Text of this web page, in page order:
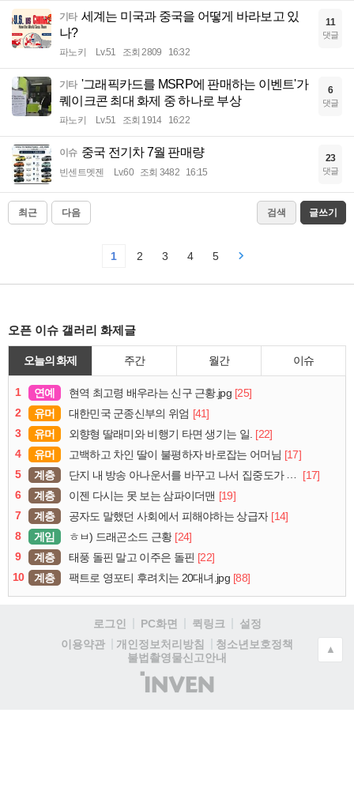
기타 세계는 미국과 중국을 어떻게 바라보고 있
나?
파노키 Lv.51 조회 2809 16:32
11
댓글
기타 '그래픽카드를 MSRP에 판매하는 이벤트'가
퀘이크콘 최대 화제 중 하나로 부상
파노키 Lv.51 조회 1914 16:22
6
댓글
이슈 중국 전기차 7월 판매량
빈센트멧젠 Lv.60 조회 3482 16:15
23
댓글
최근 다음 검색 글쓰기
1 2 3 4 5
오픈 이슈 갤러리 화제글
오늘의 화제 주간 월간 이슈
1 연예 현역 최고령 배우라는 신구 근황.jpg [25]
2
유머 대한민국 군종신부의 위엄 [41]
3
유머 외향형 딸래미와 비행기 타면 생기는 일. [22]
4
유머 고백하고 차인 딸이 불평하자 바로잡는 어머님 [17]
5
계층 단지 내 방송 아나운서를 바꾸고 나서 집중도가 확 올라갔다는 한 아파트의 안내방송
[17]
6
계층 이젠 다시는 못 보는 삼파이더맨 [19]
7
계층 공자도 말했던 사회에서 피해야하는 상급자 [14]
8
게임 ㅎㅂ) 드래곤소드 근황 [24]
9
계층 태풍 돌핀 말고 이주은 돌핀 [22]
10
계층 팩트로 영포티 후려치는 20대녀.jpg [88]
로그인 PC화면 퀵링크
설정
이용약관
개인정보처리방침
청소년보호정책
불법촬영물신고안내
(주)
인
▲